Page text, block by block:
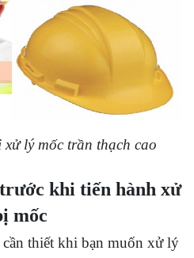
lý mốc trần thạch cao
khi tiến hành xử
mốc
thiết khi bạn muốn xử lý